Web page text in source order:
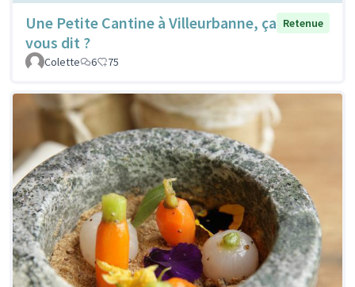
Une Petite Cantine à Villeurbanne, ça
vous dit ?
Retenue
Colette 6 75